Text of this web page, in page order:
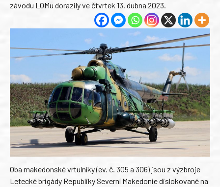
závodu LOMu dorazily ve čtvrtek 13. dubna 2023.
Oba makedonské vrtulníky (ev. č. 305 a 306) jsou z výzbroje
Letecké brigády Republiky Severní Makedonie dislokované na